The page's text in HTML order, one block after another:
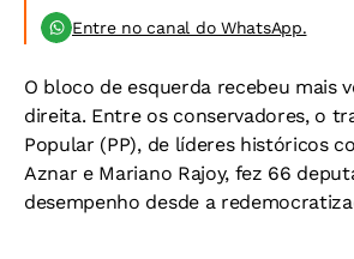
Entre no canal do WhatsApp.
O bloco de esquerda recebeu mais
direita. Entre os conservadores, o
Popular (PP), de líderes históricos
Aznar e Mariano Rajoy, fez 66
desempenho desde a